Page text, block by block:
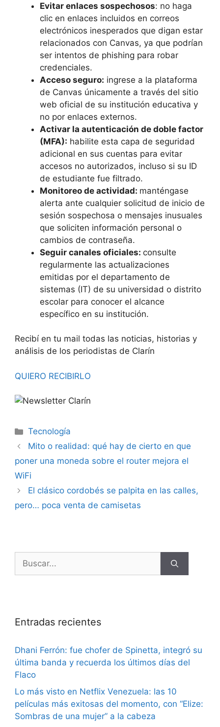
Evitar enlaces sospechosos: no haga
clic en enlaces incluidos en correos
electrónicos inesperados que digan estar
relacionados con Canvas, ya que podrían
ser intentos de phishing para robar
credenciales.
Acceso seguro: ingrese a la plataforma
de Canvas únicamente a través del sitio
web oficial de su institución educativa y
no por enlaces externos.
Activar la autenticación de doble factor
(MFA): habilite esta capa de seguridad
adicional en sus cuentas para evitar
accesos no autorizados, incluso si su ID
de estudiante fue filtrado.
Monitoreo de actividad: manténgase
alerta ante cualquier solicitud de inicio de
sesión sospechosa o mensajes inusuales
que soliciten información personal o
cambios de contraseña.
Seguir canales oficiales: consulte
regularmente las actualizaciones
emitidas por el departamento de
sistemas (IT) de su universidad o distrito
escolar para conocer el alcance
específico en su institución.
Recibí en tu mail todas las noticias, historias y
análisis de los periodistas de Clarín
QUIERO RECIBIRLO
Tecnología
Mito o realidad: qué hay de cierto en que
poner una moneda sobre el router mejora el
WiFi
El clásico cordobés se palpita en las calles,
pero… poca venta de camisetas
Entradas recientes
Dhani Ferrón: fue chofer de Spinetta, integró su
última banda y recuerda los últimos días del
Flaco
Lo más visto en Netflix Venezuela: las 10
películas más exitosas del momento, con “Elize:
Sombras de una mujer” a la cabeza